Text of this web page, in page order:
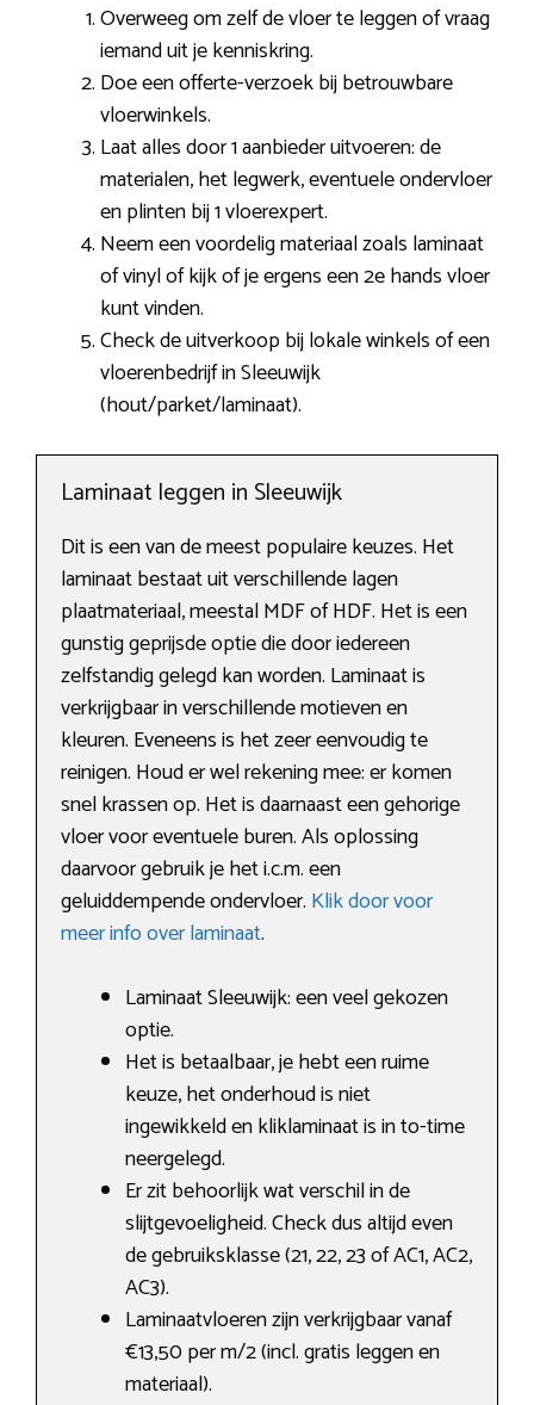
Overweeg om zelf de vloer te leggen of vraag
iemand uit je kenniskring.
Doe een offerte-verzoek bij betrouwbare
vloerwinkels.
Laat alles door 1 aanbieder uitvoeren: de
materialen, het legwerk, eventuele ondervloer
en plinten bij 1 vloerexpert.
Neem een voordelig materiaal zoals laminaat
of vinyl of kijk of je ergens een 2e hands vloer
kunt vinden.
Check de uitverkoop bij lokale winkels of een
vloerenbedrijf in Sleeuwijk
(hout/parket/laminaat).
Laminaat leggen in Sleeuwijk
Dit is een van de meest populaire keuzes. Het
laminaat bestaat uit verschillende lagen
plaatmateriaal, meestal MDF of HDF. Het is een
gunstig geprijsde optie die door iedereen
zelfstandig gelegd kan worden. Laminaat is
verkrijgbaar in verschillende motieven en
kleuren. Eveneens is het zeer eenvoudig te
reinigen. Houd er wel rekening mee: er komen
snel krassen op. Het is daarnaast een gehorige
vloer voor eventuele buren. Als oplossing
daarvoor gebruik je het i.c.m. een
geluiddempende ondervloer. Klik door voor
meer info over laminaat.
Laminaat Sleeuwijk: een veel gekozen
optie.
Het is betaalbaar, je hebt een ruime
keuze, het onderhoud is niet
ingewikkeld en kliklaminaat is in to-time
neergelegd.
Er zit behoorlijk wat verschil in de
slijtgevoeligheid. Check dus altijd even
de gebruiksklasse (21, 22, 23 of AC1, AC2,
AC3).
Laminaatvloeren zijn verkrijgbaar vanaf
€13,50 per m/2 (incl. gratis leggen en
materiaal).